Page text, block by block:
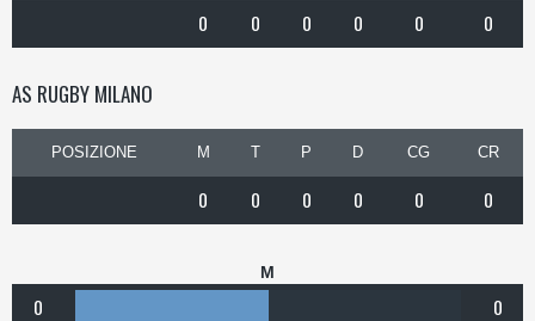
0 0 0 0 0 0
AS RUGBY MILANO
POSIZIONE M T P D CG CR
0 0 0 0 0 0
M
0 0